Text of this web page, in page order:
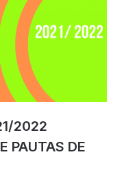
2022
PAUTAS DE